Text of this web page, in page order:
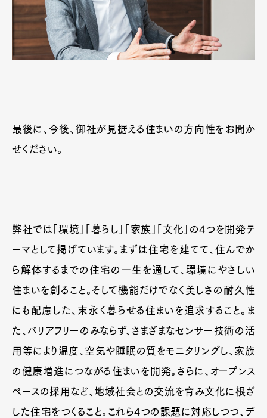
最後に、今後、御社が見据える住まいの方向性をお聞か
せください。
弊社では「環境」「暮らし」「家族」「文化」の4つを開発テ
ーマとして掲げています。まずは住宅を建てて、住んでか
ら解体するまでの住宅の一生を通して、環境にやさしい
住まいを創ること。そして機能だけでなく美しさの耐久性
にも配慮した、末永く暮らせる住まいを追求すること。ま
た、バリアフリーのみならず、さまざまなセンサー技術の活
用等により温度、空気や睡眠の質をモニタリングし、家族
の健康増進につながる住まいを開発。さらに、オープンス
ペースの採用など、地域社会との交流を育み文化に根ざ
した住宅をつくること。これら4つの課題に対応しつつ、デ